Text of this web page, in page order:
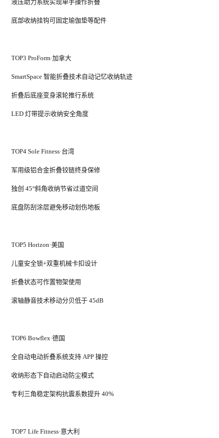
液压助力系统实现单手操作折叠
底部收纳挂钩可固定瑜伽垫等配件
TOP3 ProForm·加拿大
SmartSpace 智能折叠技术自动记忆收纳轨迹
折叠后底座变身滚轮推行系统
LED 灯带提示收纳安全角度
TOP4 Sole Fitness·台湾
军用级铝合金折叠铰链终身保修
独创 45°斜角收纳节省过道空间
底盘防刮涂层避免移动划伤地板
TOP5 Horizon·美国
儿童安全锁+双重机械卡扣设计
折叠状态可作置物架使用
滚轴静音技术移动分贝低于 45dB
TOP6 Bowflex·德国
全自动电动折叠系统支持 APP 操控
收纳形态下自动启动防尘模式
专利三角稳定架构抗震系数提升 40%
TOP7 Life Fitness·意大利